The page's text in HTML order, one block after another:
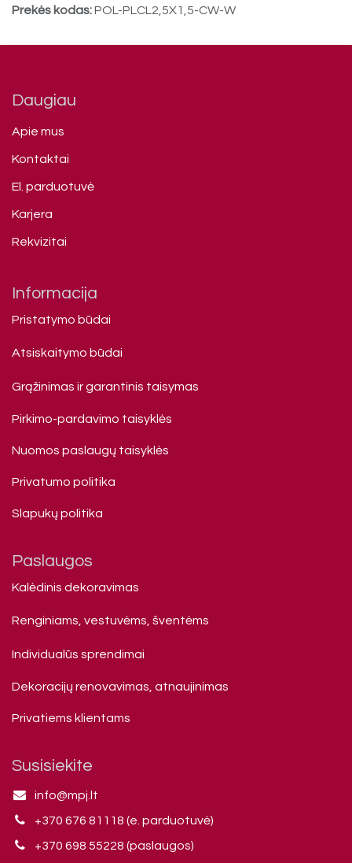
Prekės kodas:POL-PLCL2,5X1,5-CW-W
Daugiau
Apie mus
Kontaktai
El. parduotuvė
Karjera
Rekvizitai
Informacija
Pristatymo būdai
Atsiskaitymo būdai
Grąžinimas ir garantinis taisymas
Pirkimo-pardavimo taisyklės
Nuomos paslaugų taisyklės
Privatumo politika
Slapukų politika
Paslaugos
Kalėdinis dekoravimas
Renginiams, vestuvėms, šventėms
Individualūs sprendimai
Dekoracijų renovavimas, atnaujinimas
Privatiems klienta​ms
Susisiekite
info@mpj.lt
+370 676 81118 (e. parduotuvė)
+370 698 55228 (paslaugos)